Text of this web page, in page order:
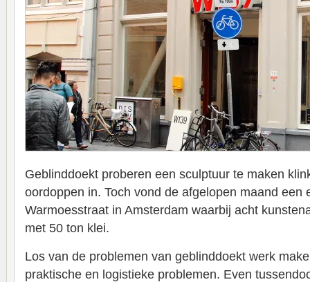
Geblinddoekt proberen een sculptuur te maken
oordoppen in. Toch vond de afgelopen maand een
Warmoesstraat in Amsterdam waarbij acht
met 50 ton klei.
Los van de problemen van geblinddoekt werk
praktische en logistieke problemen. Even